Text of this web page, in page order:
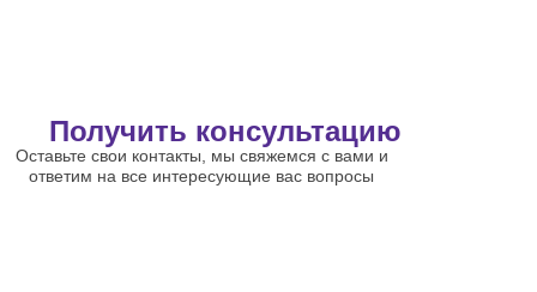
Получить консультацию
Оставьте свои контакты, мы свяжемся с вами и
ответим на все интересующие вас вопросы